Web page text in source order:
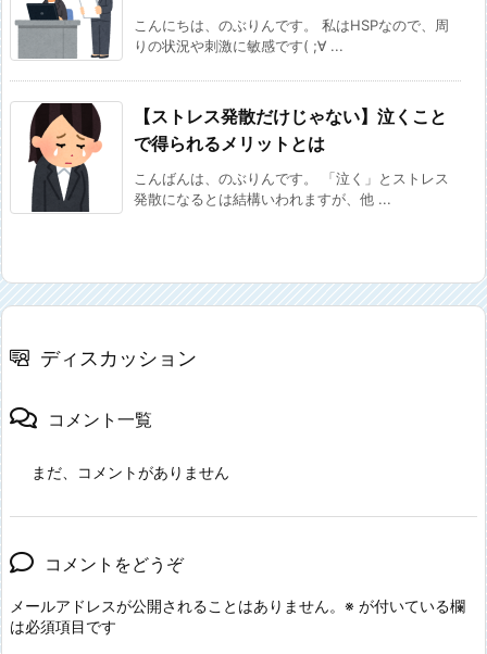
こんにちは、のぶりんです。 私はHSPなので、周
りの状況や刺激に敏感です( ;∀ ...
【ストレス発散だけじゃない】泣くこと
で得られるメリットとは
こんばんは、のぶりんです。 「泣く」とストレス
発散になるとは結構いわれますが、他 ...
ディスカッション
コメント一覧
まだ、コメントがありません
コメントをどうぞ
メールアドレスが公開されることはありません。 ※ が付いている欄
は必須項目です